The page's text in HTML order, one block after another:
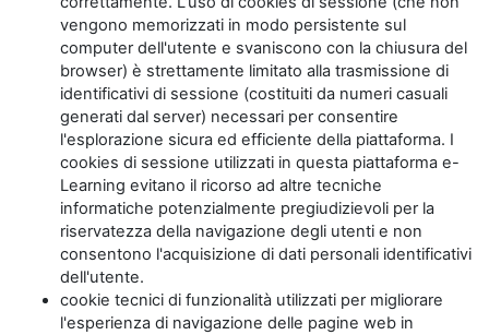
vengono memorizzati in modo persistente sul
computer dell'utente e svaniscono con la chiusura del
browser) è strettamente limitato alla trasmissione di
identificativi di sessione (costituiti da numeri casuali
generati dal server) necessari per consentire
l'esplorazione sicura ed efficiente della piattaforma. I
cookies di sessione utilizzati in questa piattaforma e-
Learning evitano il ricorso ad altre tecniche
informatiche potenzialmente pregiudizievoli per la
riservatezza della navigazione degli utenti e non
consentono l'acquisizione di dati personali identificativi
dell'utente.
cookie tecnici di funzionalità utilizzati per migliorare
l'esperienza di navigazione delle pagine web in